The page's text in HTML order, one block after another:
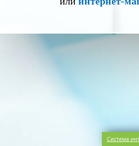
Система